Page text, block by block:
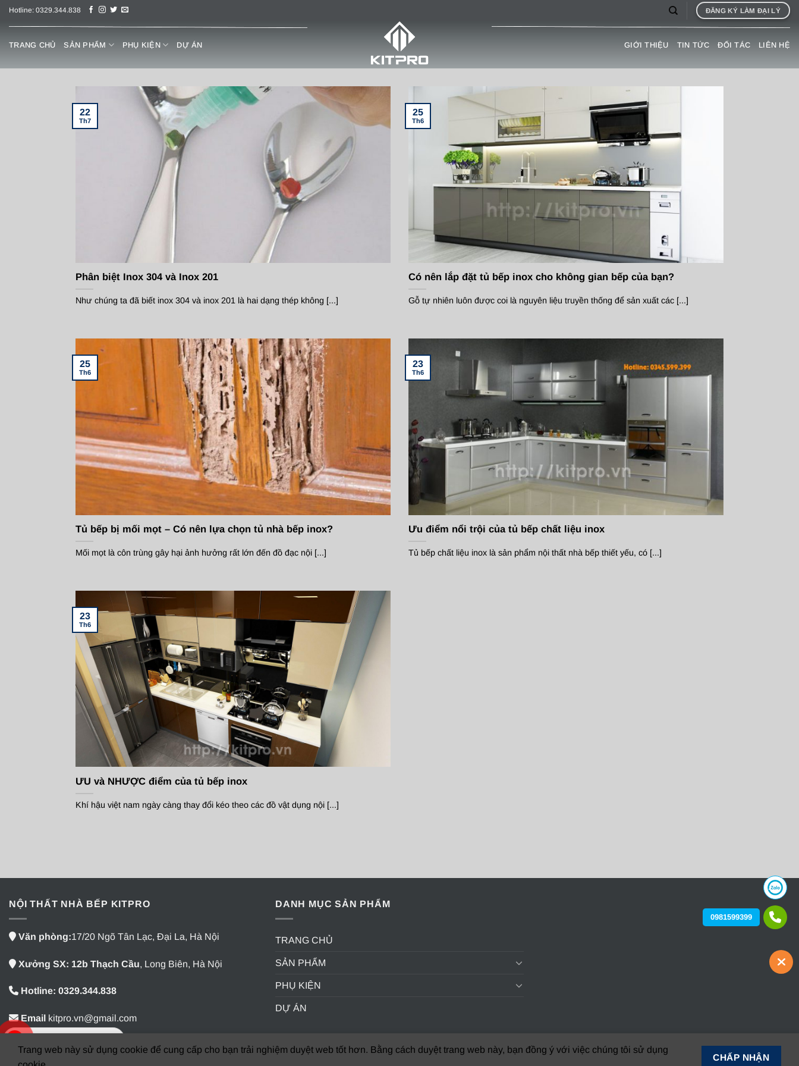
Chuyển
Hotline: 0329.344.838 ĐĂNG KÝ LÀM ĐẠI LÝ
TRANG CHỦ SẢN PHẨM PHỤ KIỆN DỰ ÁN GIỚI THIỆU TIN TỨC ĐỐI TÁC LIÊN HỆ
Phân biệt Inox 304 và Inox 201
Như chúng ta đã biết inox 304 và inox 201 là hai dạng thép không [...]
22
Th7
Có nên lắp đặt tủ bếp inox cho không gian bếp của bạn?
Gỗ tự nhiên luôn được coi là nguyên liệu truyền thống để sản xuất các [...]
25
Th6
Tủ bếp bị mối mọt – Có nên lựa chọn tủ nhà bếp inox?
Mối mọt là côn trùng gây hại ảnh hưởng rất lớn đến đồ đạc nội [...]
25
Th6
Ưu điểm nổi trội của tủ bếp chất liệu inox
Tủ bếp chất liệu inox là sản phẩm nội thất nhà bếp thiết yếu, có [...]
23
Th6
ƯU và NHƯỢC điểm của tủ bếp inox
Khí hậu việt nam ngày càng thay đổi kéo theo các đồ vật dụng nội [...]
23
Th6
NỘI THẤT NHÀ BẾP KITPRO
Văn phòng:17/20 Ngõ Tân Lạc, Đại La, Hà Nội
Xưởng SX: 12b Thạch Cầu, Long Biên, Hà Nội
Hotline: 0329.344.838
Email kitpro.vn@gmail.com
DANH MỤC SẢN PHẨM
TRANG CHỦ
SẢN PHẨM
PHỤ KIỆN
DỰ ÁN
Trang web này sử dụng cookie để cung cấp cho bạn trải nghiệm duyệt web tốt hơn. Bằng cách duyệt trang web này, bạn đồng ý với việc chúng tôi sử dụng
CHẤP NHẬN
0981599399